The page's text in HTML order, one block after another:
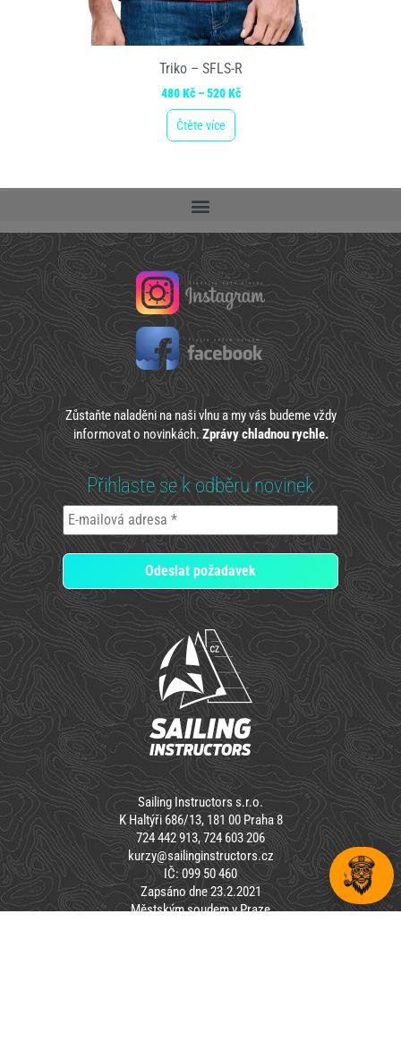
Triko – SFLS-R
480Kč – 520Kč
Čtěte více
Zůstaňte naladěni na naši vlnu a my vás budeme vždy
informovat o novinkách.Zprávy chladnou rychle.
Přihlaste se k odběru novinek
Sailing Instructors s.r.o.
K Haltýři 686/13, 181 00 Praha 8
724 442 913, 724 603 206
kurzy@sailinginstructors.cz
IČ: 099 50 460
Zapsáno dne 23.2.2021
Městským soudem v Praze